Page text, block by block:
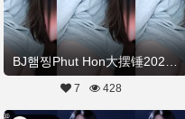
7 428